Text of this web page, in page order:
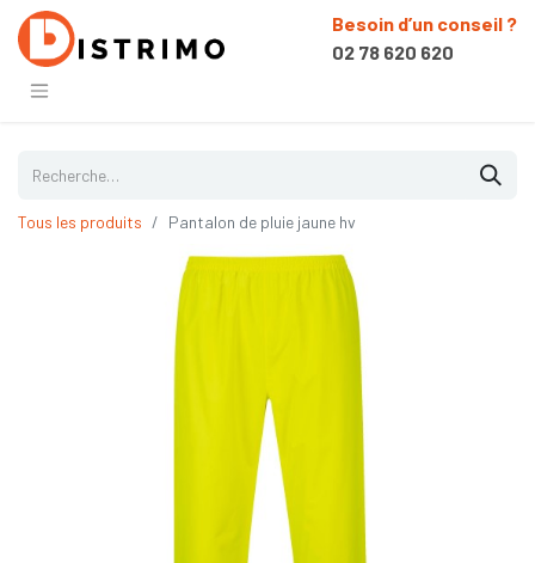
Besoin d’un conseil ?
02 78 620 620
Tous les produits Pantalon de pluie jaune hv